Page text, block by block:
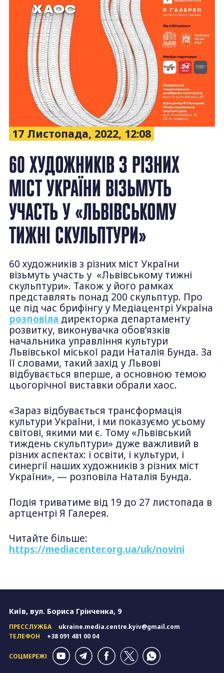
17 Листопада, 2022, 12:08
60 ХУДОЖНИКІВ З РІЗНИХ
МІСТ УКРАЇНИ ВІЗЬМУТЬ
УЧАСТЬ У «ЛЬВІВСЬКОМУ
ТИЖНІ СКУЛЬПТУРИ»
60 художників з різних міст України
візьмуть участь у «Львівському тижні
скульптури». Також у його рамках
представлять понад 200 скульптур. Про
це під час брифінгу у Медіацентрі Україна
розповіла директорка департаменту
розвитку, виконувачка обов’язків
начальника управління культури
Львівської міської ради Наталія Бунда. За
її словами, такий захід у Львові
відбувається вперше, а основною темою
цьогорічної виставки обрали хаос.
«Зараз відбувається трансформація
культури України, і ми показуємо усьому
світові, якими ми є. Тому «Львівський
тиждень скульптури» дуже важливий в
різних аспектах: і освіти, і культури, і
синергії наших художників з різних міст
України», — розповіла Наталія Бунда.
Подія триватиме від 19 до 27 листопада в
артцентрі Я Галерея.
Читайте більше:
https://mediacenter.org.ua/uk/novini
Київ, вул. Бориса Грінченка, 9
ПРЕССЛУЖБА
ukraine.media.centre.kyiv@gmail.com
ТЕЛЕФОН
+38 091 481 00 04
СОЦМЕРЕЖІ